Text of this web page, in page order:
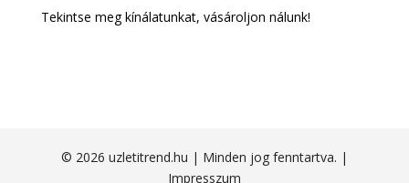
Tekintse meg kínálatunkat, vásároljon nálunk!
© 2026 uzletitrend.hu | Minden jog fenntartva. |
Impresszum